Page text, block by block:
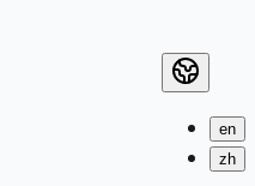
en
zh